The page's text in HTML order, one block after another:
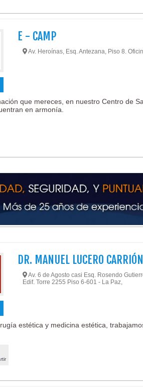
E - CAMP
Av. Heroínas, Esq. Antezana, Piso 8.
que mereces, en nuestro Centro de
en armonía.
DR. MANUEL LUCERO CARRIÓN
Av. 6 de Agosto casi Esq. Rosendo
Edif. Torre 2255 Piso 6-601 - La Paz,
estética y medicina estética,